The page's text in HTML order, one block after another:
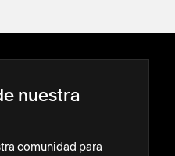
nuestra
comunidad para